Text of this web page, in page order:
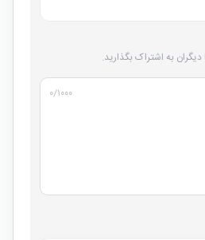
به اشتراک بگذارید.
۰/۱۰۰۰